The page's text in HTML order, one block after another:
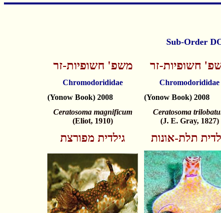
משפ' חשופיות-זר חשופיות-זר
Chromodorididae
Chromodorididae
(Yonow Book) 2008
(Yonow Book) 2008
Ceratosoma magnificum
(Eliot, 1910)
Ceratosoma
(J. E. Gray, 1827)
גילדית מפורצת תלת-אונות